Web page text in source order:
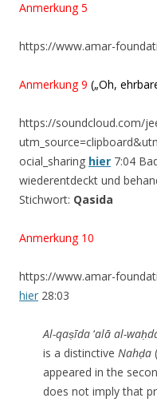
Anmerkung 5
https://www.amar-
Anmerkung 9 („Oh,
https://soundcloud.com/
ocial_sharing hier 7:04
wiederentdeckt und
Stichwort: Qasida
Anmerkung 10
https://www.amar-
hier 28:03
Al-qaṣīda ‘alā al-
is a distinctive Nahḍa
appeared in the
does not imply that